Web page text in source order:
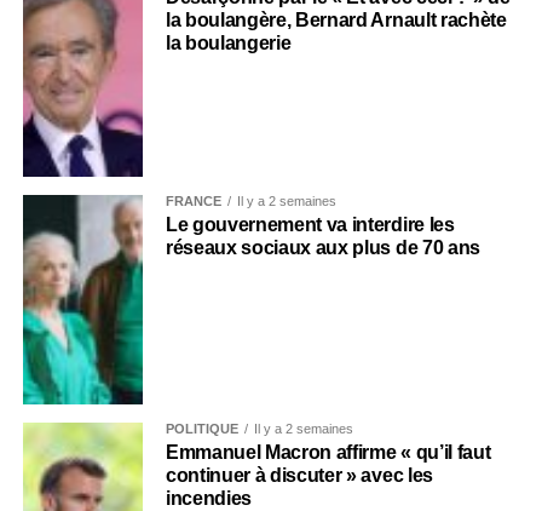
la boulangère, Bernard Arnault rachète
la boulangerie
FRANCE Il y a 2 semaines
Le gouvernement va interdire les
réseaux sociaux aux plus de 70 ans
POLITIQUE Il y a 2 semaines
Emmanuel Macron affirme « qu’il faut
continuer à discuter » avec les
incendies